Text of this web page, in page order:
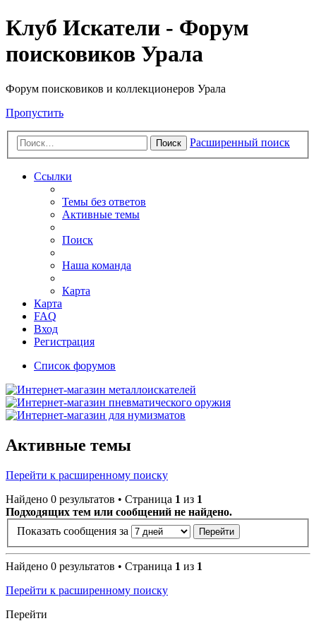
Клуб Искатели - Форум
поисковиков Урала
Форум поисковиков и коллекционеров Урала
Пропустить
Поиск Расширенный поиск
Ссылки
Темы без ответов
Активные темы
Поиск
Наша команда
Карта
Карта
FAQ
Вход
Регистрация
Список форумов
Активные темы
Перейти к расширенному поиску
Найдено 0 результатов • Страница 1 из 1
Подходящих тем или сообщений не найдено.
Показать сообщения за
Найдено 0 результатов • Страница 1 из 1
Перейти к расширенному поиску
Перейти